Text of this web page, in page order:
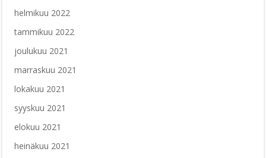
helmikuu 2022
tammikuu 2022
joulukuu 2021
marraskuu 2021
lokakuu 2021
syyskuu 2021
elokuu 2021
heinäkuu 2021